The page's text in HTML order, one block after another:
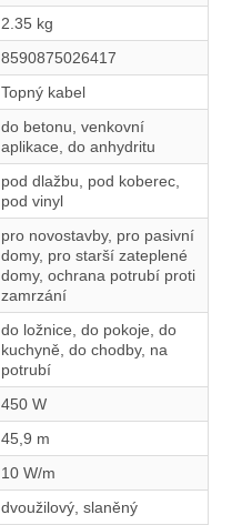
2.35 kg
8590875026417
Topný kabel
do betonu, venkovní
aplikace, do anhydritu
pod dlažbu, pod koberec,
pod vinyl
pro novostavby, pro pasivní
domy, pro starší zateplené
domy, ochrana potrubí proti
zamrzání
do ložnice, do pokoje, do
kuchyně, do chodby, na
potrubí
450 W
45,9 m
10 W/m
dvoužilový, slaněný